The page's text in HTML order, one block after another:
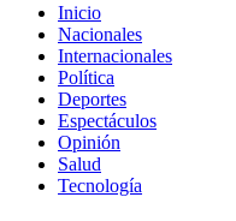
Inicio
Nacionales
Internacionales
Política
Deportes
Espectáculos
Opinión
Salud
Tecnología